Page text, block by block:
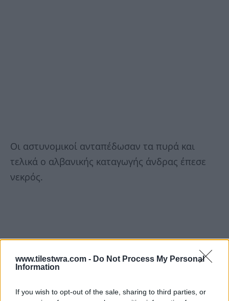
www.tilestwra.com - Do Not Process My Personal
Information
If you wish to opt-out of the sale, sharing to third parties, or
Οι αστυνομικοί ανταπέδωσαν τα πυρά και
τελικά ο αλβανικής καταγωγής άνδρας έπεσε
νεκρός.